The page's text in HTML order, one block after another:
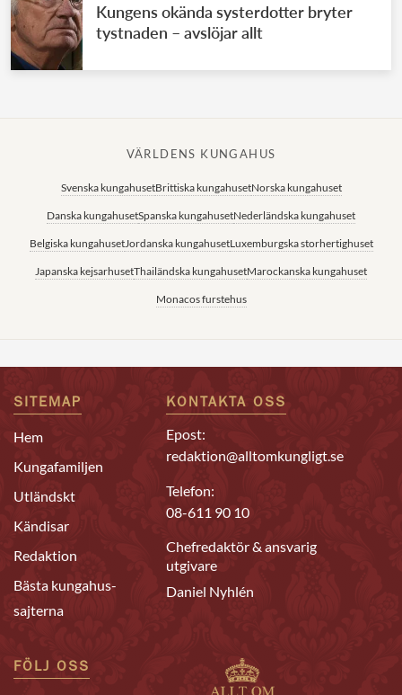
Kungens okända systerdotter bryter
tystnaden – avslöjar allt
VÄRLDENS KUNGAHUS
Svenska kungahusetBrittiska kungahusetNorska kungahuset
Danska kungahusetSpanska kungahusetNederländska kungahuset
Belgiska kungahusetJordanska kungahusetLuxemburgska storhertighuset
Japanska kejsarhusetThailändska kungahusetMarockanska kungahuset
Monacos furstehus
SITEMAP
Hem
Kungafamiljen
Utländskt
Kändisar
Redaktion
Bästa kungahus-
sajterna
KONTAKTA OSS
Epost:
redaktion@alltomkungligt.se
Telefon:
08-611 90 10
Chefredaktör & ansvarig
utgivare
Daniel Nyhlén
FÖLJ OSS